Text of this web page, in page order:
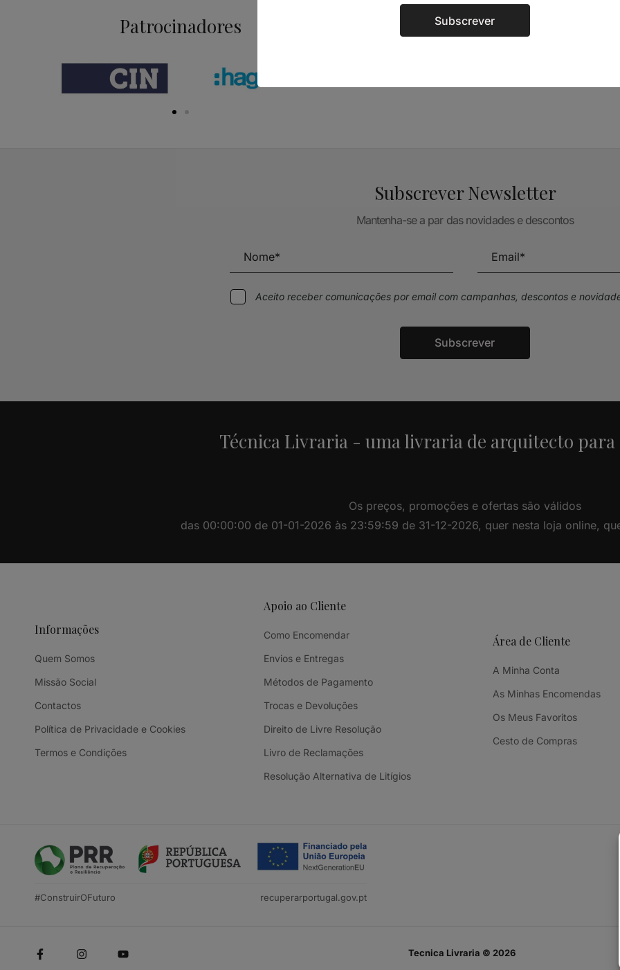
Patrocinadores Siga-nos nas Redes
Subscrever Newsletter
Mantenha-se a par das novidades e descontos
Aceito receber comunicações por email com campanhas, descontos e
Subscrever
Técnica Livraria - uma livraria de arquitecto
Os preços, promoções e ofertas são válidos
das 00:00:00 de 01-01-2026 às 23:59:59 de 31-12-2026, quer nesta loja online,
Informações
Quem Somos
Missão Social
Contactos
Política de Privacidade e Cookies
Termos e Condições
Apoio ao Cliente
Como Encomendar
Envios e Entregas
Métodos de Pagamento
Trocas e Devoluções
Direito de Livre Resolução
Livro de Reclamações
Resolução Alternativa de Litígios
Área de Cliente
A Minha Conta
As Minhas Encomendas
Os Meus Favoritos
Cesto de Compras
#ConstruirOFuturo recuperarportugal.gov.pt
Tecnica Livraria © 2026
Subscrever